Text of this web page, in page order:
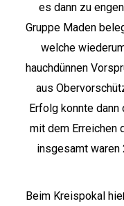
es dann zu
Gruppe Maden
welche
hauchdünnen
aus
Erfolg konnte
mit dem Erreichen
insgesamt
Beim Kreispokal